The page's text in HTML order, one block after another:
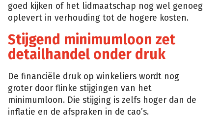
goed kijken of het lidmaatschap nog wel genoeg
oplevert in verhouding tot de hogere kosten.
Stijgend minimumloon zet
detailhandel onder druk
De financiële druk op winkeliers wordt nog
groter door flinke stijgingen van het
minimumloon. Die stijging is zelfs hoger dan de
inflatie en de afspraken in de cao’s.